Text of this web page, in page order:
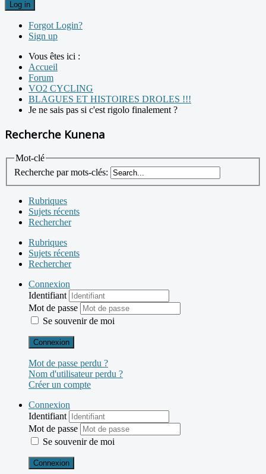
Log in
Forgot Login?
Sign up
Vous êtes ici :
Accueil
Forum
VO2 CYCLING
BLAGUES ET HISTOIRES DROLES !!!
Je ne sais pas si c'est rigolo finalement ?
Recherche Kunena
Mot-clé
Recherche par mots-clés:
Rubriques
Sujets récents
Rechercher
Rubriques
Sujets récents
Rechercher
Connexion
Identifiant
Mot de passe
Se souvenir de moi
Connexion
Mot de passe perdu ?
Nom d'utilisateur perdu ?
Créer un compte
Connexion
Identifiant
Mot de passe
Se souvenir de moi
Connexion